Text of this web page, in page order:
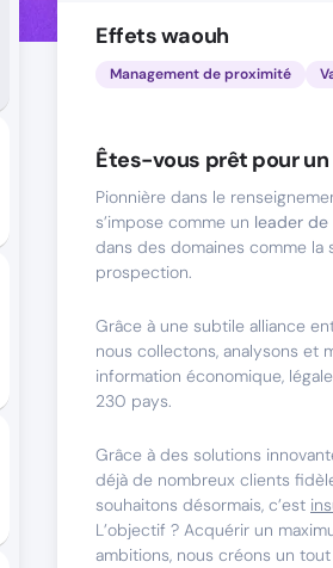
Effets waouh
Management de proximité
Êtes-vous prêt pour un
Pionnière dans le
s’impose comme un leader de
dans des domaines comme la
prospection.
Grâce à une subtile alliance
nous collectons, analysons et
information économique,
230 pays.
Grâce à des solutions
déjà de nombreux clients
souhaitons désormais, c’est
L’objectif ? Acquérir un
ambitions, nous créons un